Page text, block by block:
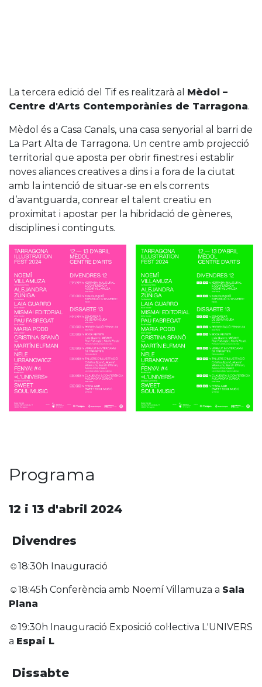
La tercera edició del Tif es realitzarà al Mèdol –
Centre d'Arts Contemporànies de Tarragona.
Mèdol és a Casa Canals, una casa senyorial al barri de
La Part Alta de Tarragona. Un centre amb projecció
territorial que aposta per obrir finestres i establir
noves aliances creatives a dins i a fora de la ciutat
amb la intenció de situar-se en els corrents
d’avantguarda, conrear el talent creatiu en
proximitat i apostar per la hibridació de gèneres,
disciplines i continguts.
Programa
12 i 13 d'abril 2024
Divendres
☺18:30h Inauguració
☺18:45h Conferència amb Noemí Villamuza a Sala
Plana
☺19:30h Inauguració Exposició col·lectiva L'UNIVERS
a Espai L
Dissabte